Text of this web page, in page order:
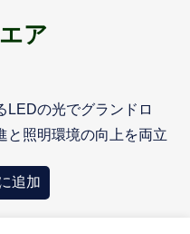
ア
LEDの光でグランドロ
と照明環境の向上を両立
追加